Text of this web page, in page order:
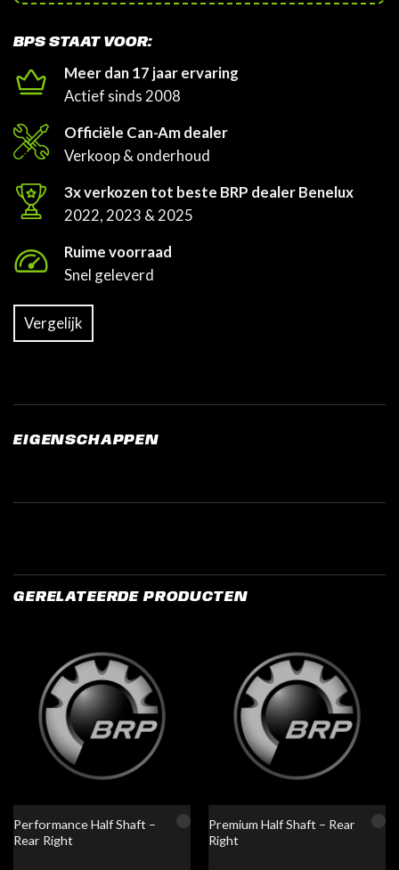
BPS STAAT VOOR:
Meer dan 17 jaar ervaring
Actief sinds 2008
Officiële Can-Am dealer
Verkoop & onderhoud
3x verkozen tot beste BRP dealer Benelux
2022, 2023 & 2025
Ruime voorraad
Snel geleverd
Vergelijk
EIGENSCHAPPEN
GERELATEERDE PRODUCTEN
Performance Half Shaft –
Rear Right
Premium Half Shaft – Rear
Right